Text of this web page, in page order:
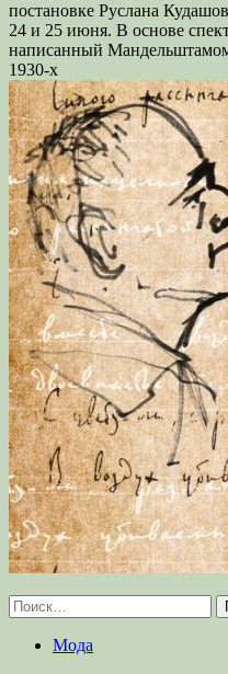
постановке Руслана
24 и 25 июня. В основе
написанный
1930-х
Найти:
Мода